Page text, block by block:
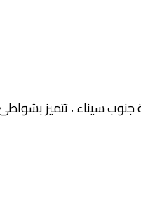
سيناء ، تتميز